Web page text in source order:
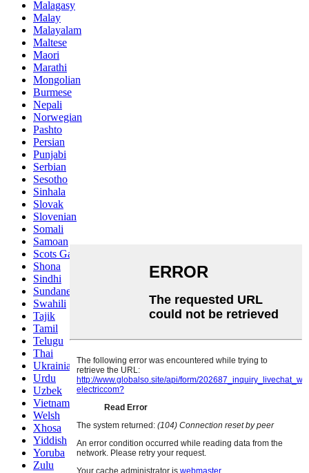
Malagasy
Malay
Malayalam
Maltese
Maori
Marathi
Mongolian
Burmese
Nepali
Norwegian
Pashto
Persian
Punjabi
Serbian
Sesotho
Sinhala
Slovak
Slovenian
Somali
Samoan
Scots Gaelic
Shona
Sindhi
Sundanese
Swahili
Tajik
Tamil
Telugu
Thai
Ukrainian
Urdu
Uzbek
Vietnamese
Welsh
Xhosa
Yiddish
Yoruba
Zulu